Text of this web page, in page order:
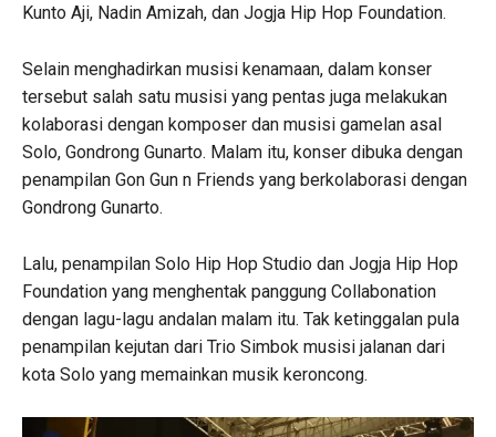
Kunto Aji, Nadin Amizah, dan Jogja Hip Hop Foundation.
Selain menghadirkan musisi kenamaan, dalam konser
tersebut salah satu musisi yang pentas juga melakukan
kolaborasi dengan komposer dan musisi gamelan asal
Solo, Gondrong Gunarto. Malam itu, konser dibuka dengan
penampilan Gon Gun n Friends yang berkolaborasi dengan
Gondrong Gunarto.
Lalu, penampilan Solo Hip Hop Studio dan Jogja Hip Hop
Foundation yang menghentak panggung Collabonation
dengan lagu-lagu andalan malam itu. Tak ketinggalan pula
penampilan kejutan dari Trio Simbok musisi jalanan dari
kota Solo yang memainkan musik keroncong.